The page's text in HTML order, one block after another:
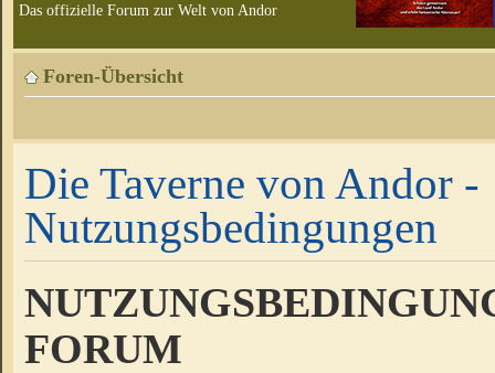
Das offizielle Forum zur Welt von Andor
Foren-Übersicht
Die Taverne von Andor -
Nutzungsbedingungen
FORUM